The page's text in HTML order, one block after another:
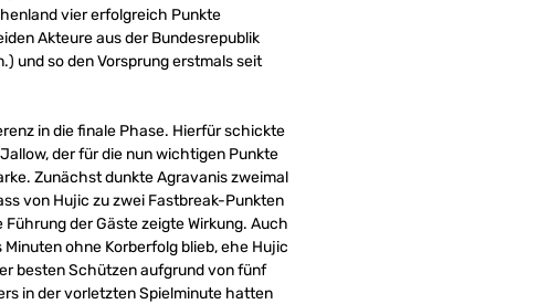
vier erfolgreich Punkte
Akteure aus der Bundesrepublik
und so den Vorsprung erstmals seit
in die finale Phase. Hierfür schickte
der für die nun wichtigen Punkte
Zunächst dunkte Agravanis zweimal
von Hujic zu zwei Fastbreak-Punkten
der Gäste zeigte Wirkung. Auch
ohne Korberfolg blieb, ehe Hujic
besten Schützen aufgrund von fünf
in der vorletzten Spielminute hatten